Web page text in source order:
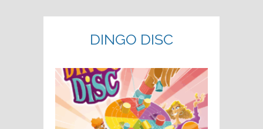
DINGO DISC